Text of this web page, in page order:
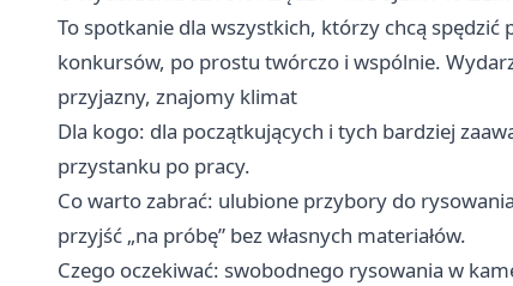
To spotkanie dla wszystkich, którzy chcą
konkursów, po prostu twórczo i wspólnie.
przyjazny, znajomy klimat
Dla kogo: dla początkujących i tych bardziej
przystanku po pracy.
Co warto zabrać: ulubione przybory do
przyjść „na próbę” bez własnych materiałów.
Czego oczekiwać: swobodnego rysowania w